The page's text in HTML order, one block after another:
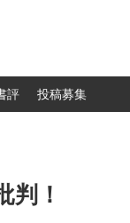
評 投稿募集
判！